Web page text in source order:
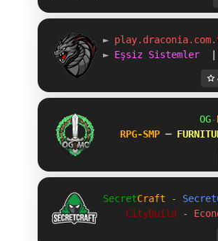
►
► Eşsiz Sistemler
OG-
RPG-SMP ─
SecretCraft -
CityBuild
-